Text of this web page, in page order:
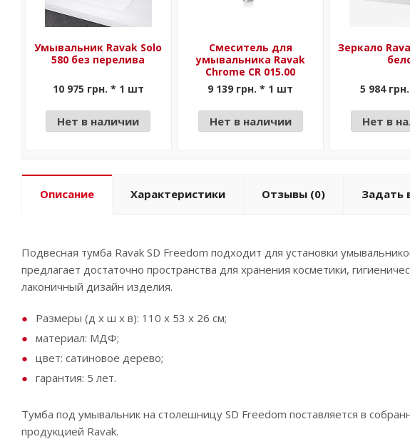
Умывальник Ravak Solo
580 без перелива
10 975 грн. * 1 шт
Нет в наличии
Смеситель для
умывальника Ravak
Chrome CR 015.00
9 139 грн. * 1 шт
Нет в наличии
Зеркало
5 984
Нет в
Описание Характеристики Отзывы (0) Задать
Подвесная тумба Ravak SD Freedom подходит для установки
предлагает достаточно пространства для хранения косметики,
лаконичный дизайн изделия.
Размеры (д x ш x в): 110 x 53 x 26 см;
материал: МДФ;
цвет: сатиновое дерево;
гарантия: 5 лет.
Тумба под умывальник на столешницу SD Freedom поставляется в
продукцией Ravak.